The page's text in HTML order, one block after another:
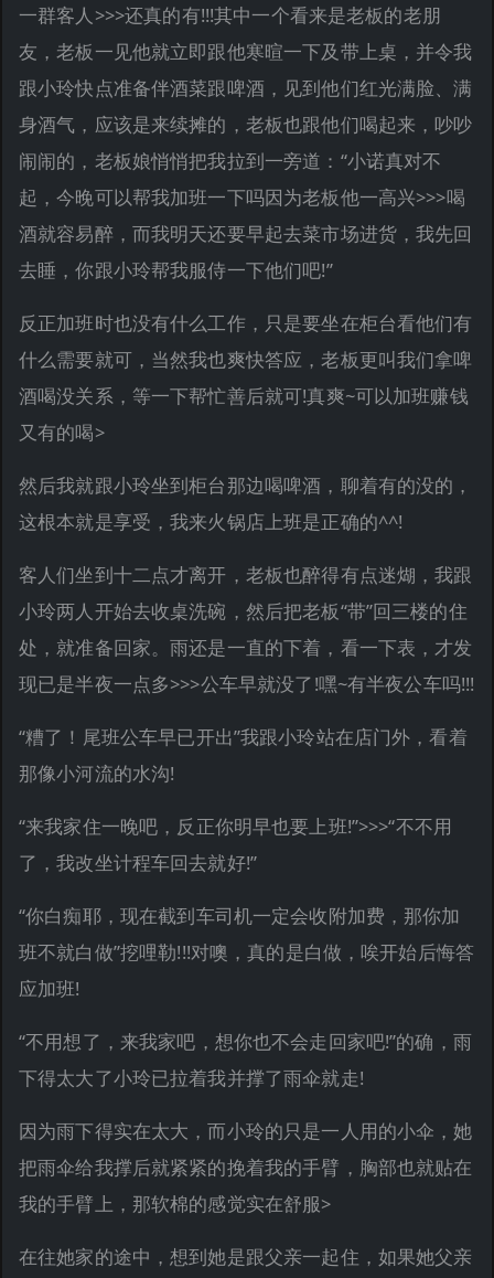
一群客人>>>还真的有!!!其中一个看来是老板的老朋
友，老板一见他就立即跟他寒暄一下及带上桌，并令我
跟小玲快点准备伴酒菜跟啤酒，见到他们红光满脸、满
身酒气，应该是来续摊的，老板也跟他们喝起来，吵吵
闹闹的，老板娘悄悄把我拉到一旁道：“小诺真对不
起，今晚可以帮我加班一下吗因为老板他一高兴>>>喝
酒就容易醉，而我明天还要早起去菜市场进货，我先回
去睡，你跟小玲帮我服侍一下他们吧!”
反正加班时也没有什么工作，只是要坐在柜台看他们有
什么需要就可，当然我也爽快答应，老板更叫我们拿啤
酒喝没关系，等一下帮忙善后就可!真爽~可以加班赚钱
又有的喝>
然后我就跟小玲坐到柜台那边喝啤酒，聊着有的没的，
这根本就是享受，我来火锅店上班是正确的^^!
客人们坐到十二点才离开，老板也醉得有点迷煳，我跟
小玲两人开始去收桌洗碗，然后把老板“带”回三楼的住
处，就准备回家。雨还是一直的下着，看一下表，才发
现已是半夜一点多>>>公车早就没了!嘿~有半夜公车吗!!!
“糟了！尾班公车早已开出”我跟小玲站在店门外，看着
那像小河流的水沟!
“来我家住一晚吧，反正你明早也要上班!”>>>“不不用
了，我改坐计程车回去就好!”
“你白痴耶，现在截到车司机一定会收附加费，那你加
班不就白做”挖哩勒!!!对噢，真的是白做，唉开始后悔答
应加班!
“不用想了，来我家吧，想你也不会走回家吧!”的确，雨
下得太大了小玲已拉着我并撑了雨伞就走!
因为雨下得实在太大，而小玲的只是一人用的小伞，她
把雨伞给我撑后就紧紧的挽着我的手臂，胸部也就贴在
我的手臂上，那软棉的感觉实在舒服>
在往她家的途中，想到她是跟父亲一起住，如果她父亲